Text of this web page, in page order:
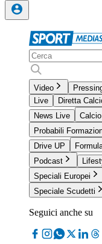
Video
Live
Diretta
News Live
Calcio
Probabili
Drive UP
Podcast
Speciali Europei
Speciale Scudetti
Seguici anche su